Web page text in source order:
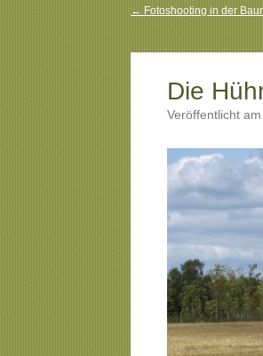
springen
← Fotoshooting in der
Die
Veröffentlicht am